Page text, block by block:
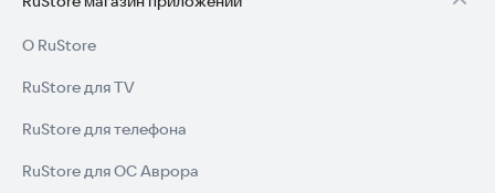
О RuStore
RuStore для TV
RuStore для телефона
RuStore для ОС Аврора